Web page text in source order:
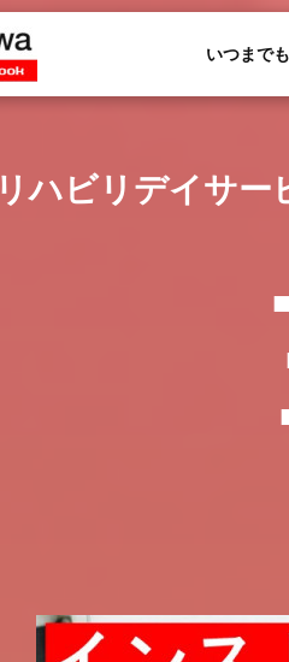
いつまで
リハビリデイサー